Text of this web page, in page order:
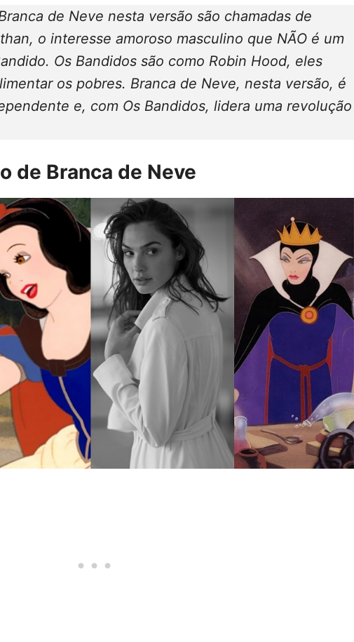
de Neve nesta versão são chamadas de
o interesse amoroso masculino que NÃO é um
Os Bandidos são como Robin Hood, eles
os pobres. Branca de Neve, nesta versão, é
e, com Os Bandidos, lidera uma revolução
de Branca de Neve